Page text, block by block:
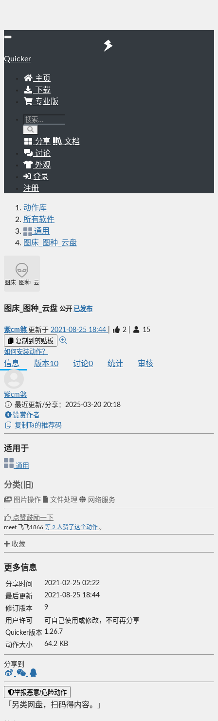
Quicker
主页
下载
专业版
分享
文档
讨论
外观
登录
注册
动作库
所有软件
通用
图床_图种_云盘
图床_图种_云盘
图床_图种_云盘 公开 已发布
紫cm煞 更新于 2021-08-25 18:44 2 15
复制到剪贴板
如何安装动作？
信息 版本10 讨论0 统计 审核
紫cm煞
最近更新/分享：2025-03-20 20:18
赞赏作者
复制Ta的推荐码
适用于
通用
分类(旧)
图片操作 文件处理 网络服务
点赞鼓励一下
meet 飞飞1866 等 2 人赞了这个动作 。
收藏
更多信息
分享时间
2021-02-25 02:22
最后更新
2021-08-25 18:44
修订版本
9
用户许可
可自己使用或修改，不可再分享
Quicker版本 1.26.7
动作大小
64.2 KB
分享到
举报恶意/危险动作
「另类网盘，扫码得内容。」